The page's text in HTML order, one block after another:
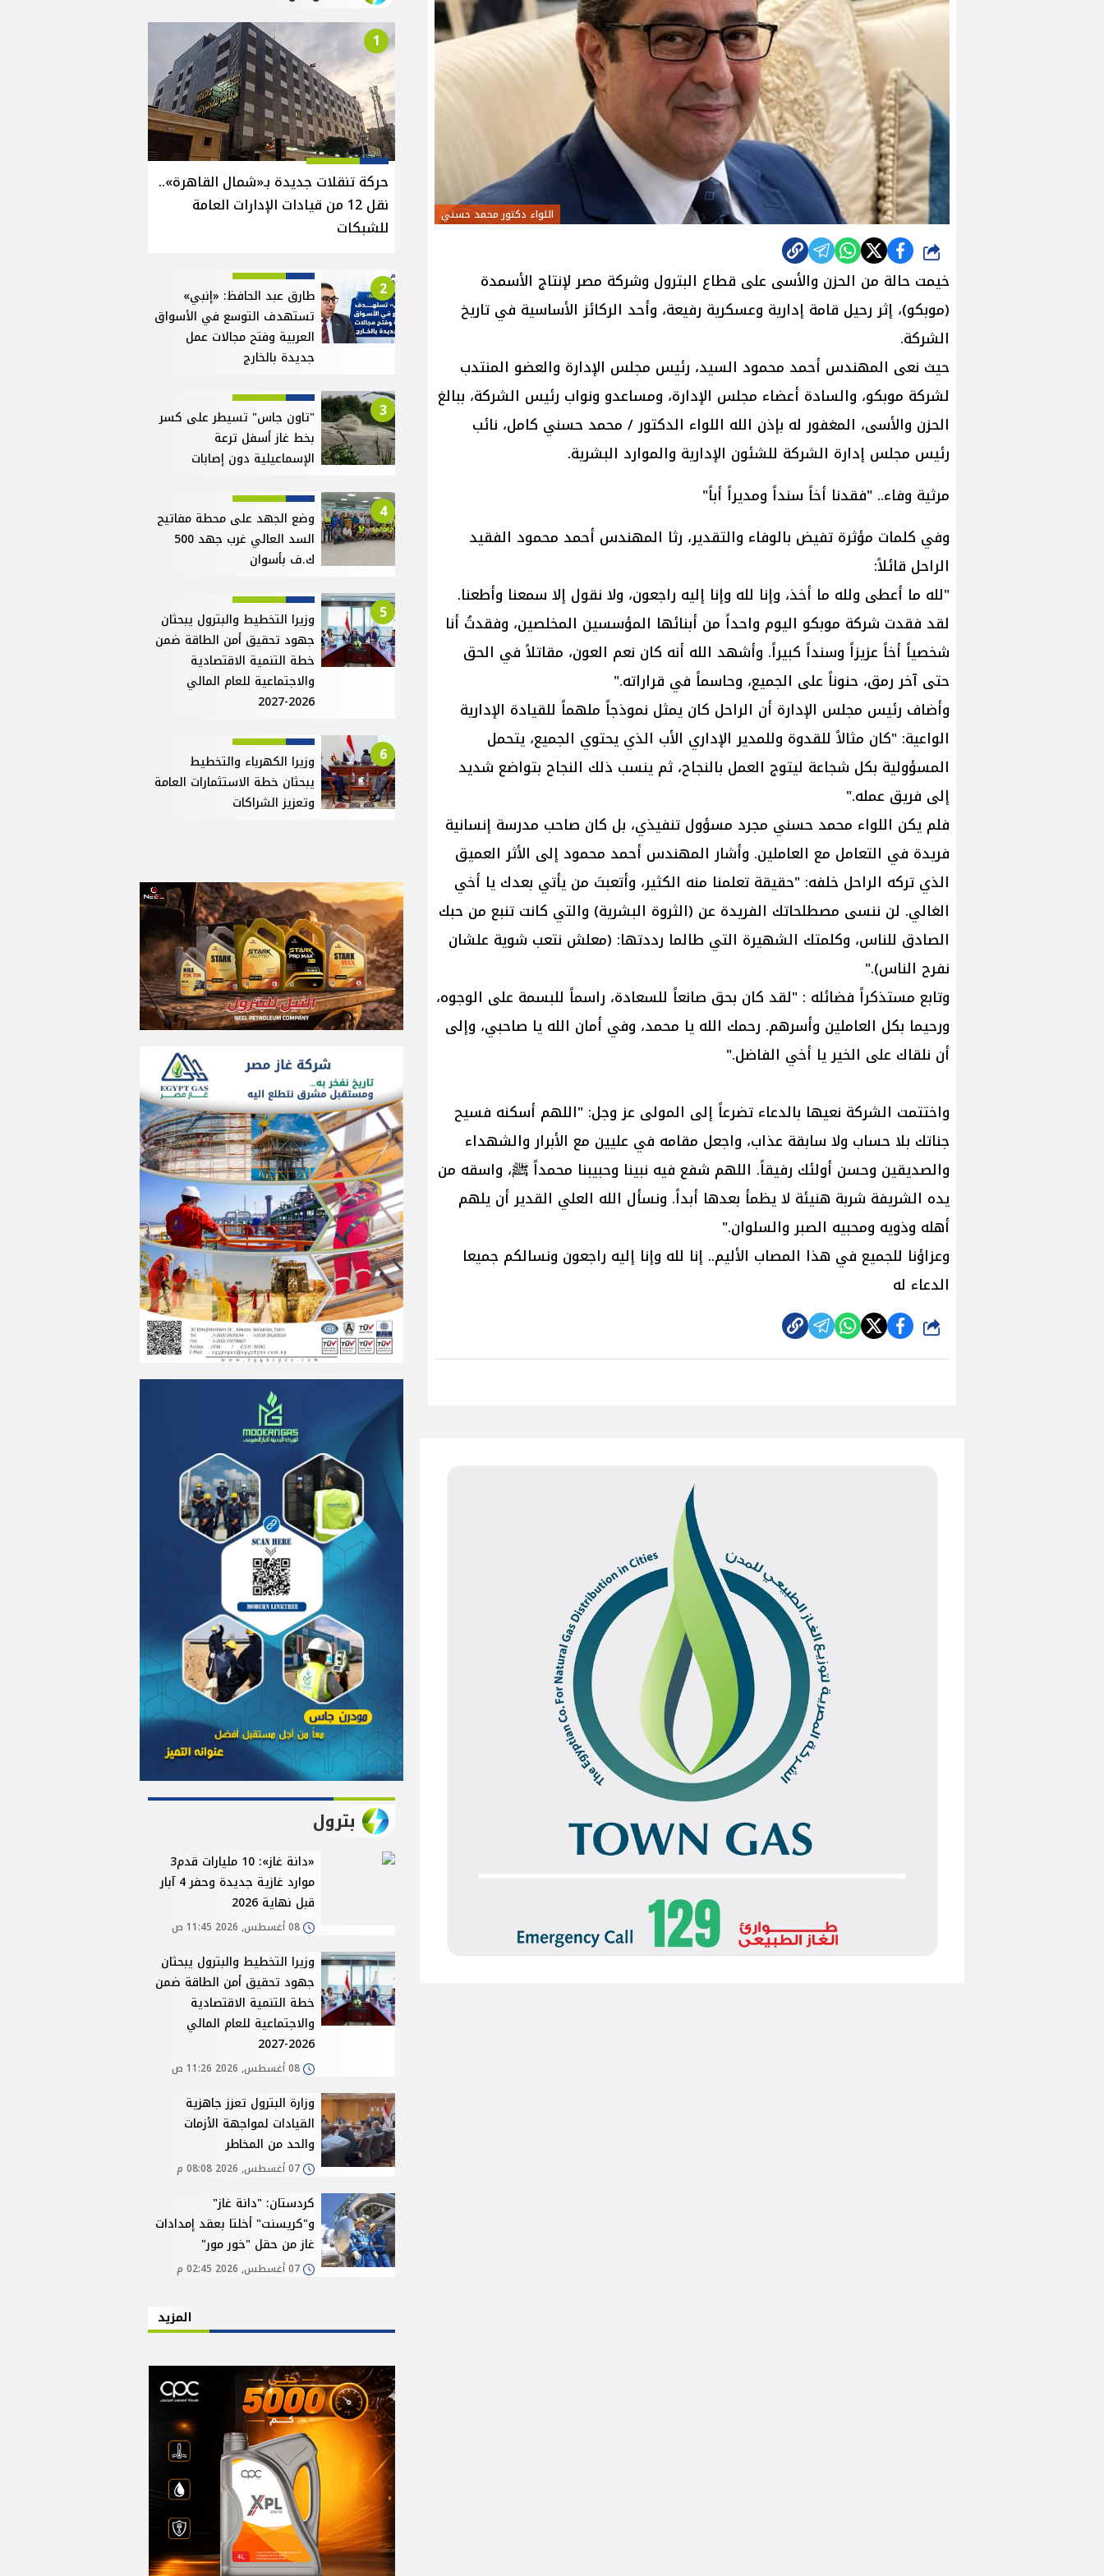
اللواء دكتور محمد حسني
شارك
خيمت حالة من الحزن والأسى على قطاع البترول وشركة مصر لإنتاج الأسمدة
(موبكو)، إثر رحيل قامة إدارية وعسكرية رفيعة، وأحد الركائز الأساسية في تاريخ
الشركة.
​حيث نعى المهندس أحمد محمود السيد، رئيس مجلس الإدارة والعضو المنتدب
لشركة موبكو، والسادة أعضاء مجلس الإدارة، ومساعدو ونواب رئيس الشركة، ببالغ
الحزن والأسى، المغفور له بإذن الله اللواء الدكتور / محمد حسني كامل، نائب
رئيس مجلس إدارة الشركة للشئون الإدارية والموارد البشرية.
​مرثية وفاء.. "فقدنا أخاً سنداً ومديراً أباً"
​وفي كلمات مؤثرة تفيض بالوفاء والتقدير، رثا المهندس أحمد محمود الفقيد
الراحل قائلاً:
​"لله ما أعطى ولله ما أخذ، وإنا لله وإنا إليه راجعون، ولا نقول إلا سمعنا وأطعنا.
لقد فقدت شركة موبكو اليوم واحداً من أبنائها المؤسسين المخلصين، وفقدتُ أنا
شخصياً أخاً عزيزاً وسنداً كبيراً. وأشهد الله أنه كان نعم العون، مقاتلاً في الحق
حتى آخر رمق، حنوناً على الجميع، وحاسماً في قراراته."
​وأضاف رئيس مجلس الإدارة أن الراحل كان يمثل نموذجاً ملهماً للقيادة الإدارية
الواعية: "كان مثالاً للقدوة وللمدير الإداري الأب الذي يحتوي الجميع، يتحمل
المسؤولية بكل شجاعة ليتوج العمل بالنجاح، ثم ينسب ذلك النجاح بتواضع شديد
إلى فريق عمله."
ف​لم يكن اللواء محمد حسني مجرد مسؤول تنفيذي، بل كان صاحب مدرسة إنسانية
فريدة في التعامل مع العاملين. وأشار المهندس أحمد محمود إلى الأثر العميق
الذي تركه الراحل خلفه: "حقيقة تعلمنا منه الكثير، وأتعبتَ من يأتي بعدك يا أخي
الغالي. لن ننسى مصطلحاتك الفريدة عن (الثروة البشرية) والتي كانت تنبع من حبك
الصادق للناس، وكلمتك الشهيرة التي طالما رددتها: (معلش نتعب شوية علشان
نفرح الناس)."
​وتابع مستذكراً فضائله : "لقد كان بحق صانعاً للسعادة، راسماً للبسمة على الوجوه،
ورحيما بكل العاملين وأسرهم. رحمك الله يا محمد، وفي أمان الله يا صاحبي، وإلى
أن نلقاك على الخير يا أخي الفاضل."
​واختتمت الشركة نعيها بالدعاء تضرعاً إلى المولى عز وجل: "اللهم أسكنه فسيح
جناتك بلا حساب ولا سابقة عذاب، واجعل مقامه في عليين مع الأبرار والشهداء
والصديقين وحسن أولئك رفيقاً. اللهم شفع فيه نبينا وحبيبنا محمداً ﷺ، واسقه من
يده الشريفة شربة هنيئة لا يظمأ بعدها أبداً. ونسأل الله العلي القدير أن يلهم
أهله وذويه ومحبيه الصبر والسلوان."
​وعزاؤنا للجميع في هذا المصاب الأليم.. إنا لله وإنا إليه راجعون ونسالكم جميعا
الدعاء له
شارك
1
حركة تنقلات جديدة بـ«شمال القاهرة»..
نقل 12 من قيادات الإدارات العامة
للشبكات
2
طارق عبد الحافظ: «إنبي»
تستهدف التوسع في الأسواق
العربية وفتح مجالات عمل
جديدة بالخارج
3
"تاون جاس" تسيطر على كسر
بخط غاز أسفل ترعة
الإسماعيلية دون إصابات
4
وضع الجهد على محطة مفاتيح
السد العالي غرب جهد 500
ك.ف بأسوان
5
وزيرا التخطيط والبترول يبحثان
جهود تحقيق أمن الطاقة ضمن
خطة التنمية الاقتصادية
والاجتماعية للعام المالي
2026-2027
6
وزيرا الكهرباء والتخطيط
يبحثان خطة الاستثمارات العامة
وتعزيز الشراكات
بترول
«دانة غاز»: 10 مليارات قدم3
موارد غازية جديدة وحفر 4 آبار
قبل نهاية 2026
08 أغسطس, 2026 11:45 ص
وزيرا التخطيط والبترول يبحثان
جهود تحقيق أمن الطاقة ضمن
خطة التنمية الاقتصادية
والاجتماعية للعام المالي
2026-2027
08 أغسطس, 2026 11:26 ص
وزارة البترول تعزز جاهزية
القيادات لمواجهة الأزمات
والحد من المخاطر
07 أغسطس, 2026 08:08 م
كردستان: "دانة غاز"
و"كريسنت" أخلتا بعقد إمدادات
غاز من حقل "خور مور"
07 أغسطس, 2026 02:45 م
المزيد